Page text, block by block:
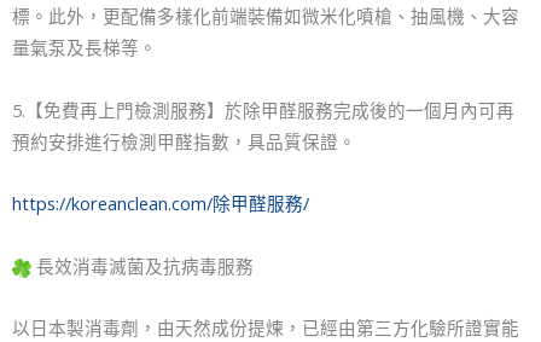
標。此外，更配備多樣化前端裝備如微米化噴槍、抽風機、大容
量氣泵及長梯等。
5.【免費再上門檢測服務】於除甲醛服務完成後的一個月內可再
預約安排進行檢測甲醛指數，具品質保證。
https://koreanclean.com/除甲醛服務/
長效消毒滅菌及抗病毒服務
以日本製消毒劑，由天然成份提煉，已經由第三方化驗所證實能